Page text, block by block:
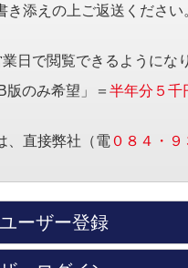
添えの上ご返送ください
日で閲覧できるようにな
版のみ希望」＝ 半年分５千
、直接弊社（電 ０８４・９
ーザー登録